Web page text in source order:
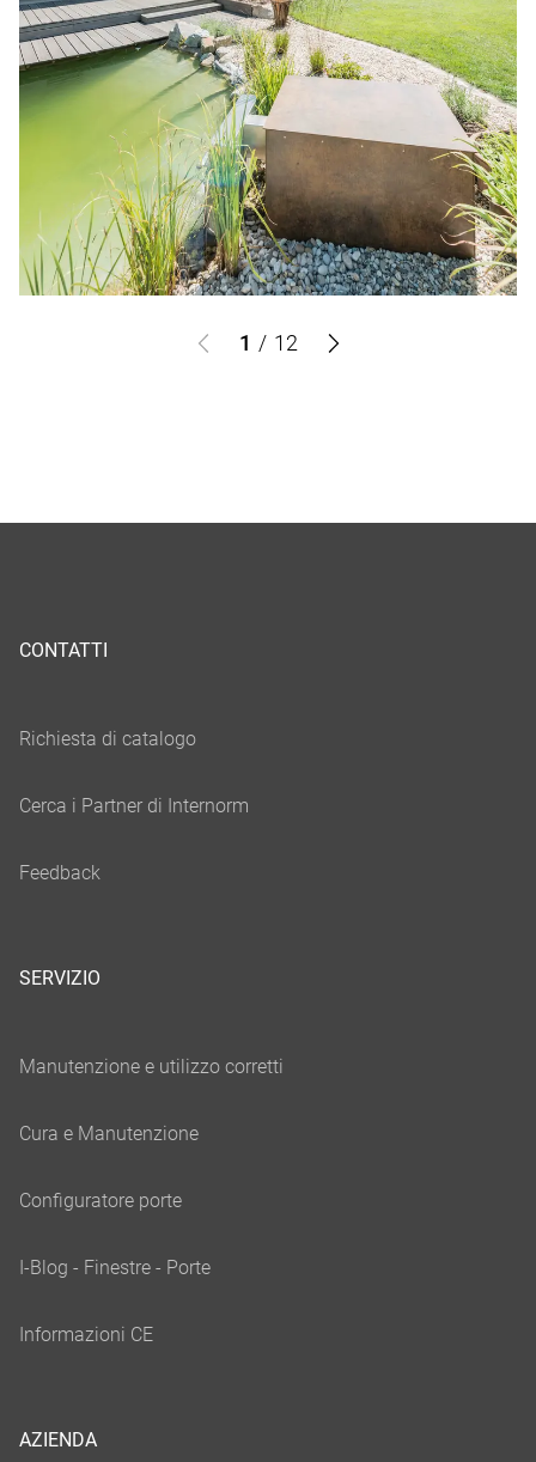
1 / 12
CONTATTI
SERVIZIO
AZIENDA